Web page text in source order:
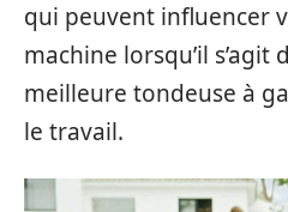
qui peuvent influencer
machine lorsqu’il s’agit
meilleure tondeuse à
le travail.